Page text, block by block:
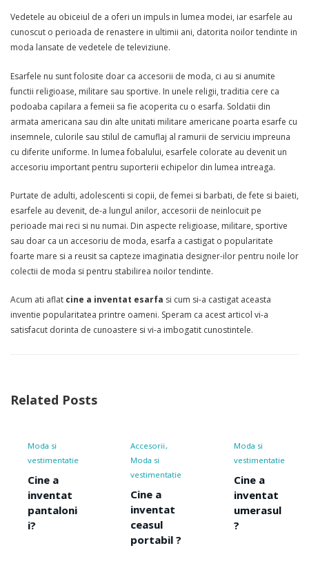
Vedetele au obiceiul de a oferi un impuls in lumea modei, iar esarfele au
cunoscut o perioada de renastere in ultimii ani, datorita noilor tendinte in
moda lansate de vedetele de televiziune.
Esarfele nu sunt folosite doar ca accesorii de moda, ci au si anumite
functii religioase, militare sau sportive. In unele religii, traditia cere ca
podoaba capilara a femeii sa fie acoperita cu o esarfa. Soldatii din
armata americana sau din alte unitati militare americane poarta esarfe cu
insemnele, culorile sau stilul de camuflaj al ramurii de serviciu impreuna
cu diferite uniforme. In lumea fobalului, esarfele colorate au devenit un
accesoriu important pentru suporterii echipelor din lumea intreaga.
Purtate de adulti, adolescenti si copii, de femei si barbati, de fete si baieti,
esarfele au devenit, de-a lungul anilor, accesorii de neinlocuit pe
perioade mai reci si nu numai. Din aspecte religioase, militare, sportive
sau doar ca un accesoriu de moda, esarfa a castigat o popularitate
foarte mare si a reusit sa capteze imaginatia designer-ilor pentru noile lor
colectii de moda si pentru stabilirea noilor tendinte.
Acum ati aflat cine a inventat esarfa si cum si-a castigat aceasta
inventie popularitatea printre oameni. Speram ca acest articol vi-a
satisfacut dorinta de cunoastere si vi-a imbogatit cunostintele.
Related Posts
Moda si
Cine a
inventat
Moda si
Cine a
umerasul
Moda si
Cine a